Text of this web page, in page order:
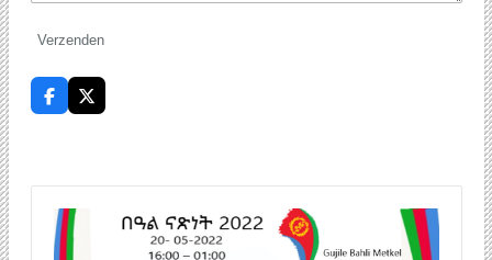
Verzenden
F
a
o
X